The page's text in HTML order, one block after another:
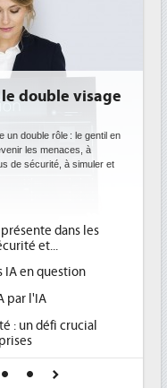
énergétique
pour les
durables et plus efficaces, c'est
pouvoirs publics européens
de la nouvelle Directive sur
la DEE (directive
?
administrative
à...
les cordes pour la